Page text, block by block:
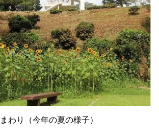
わり（今年の夏の様子）